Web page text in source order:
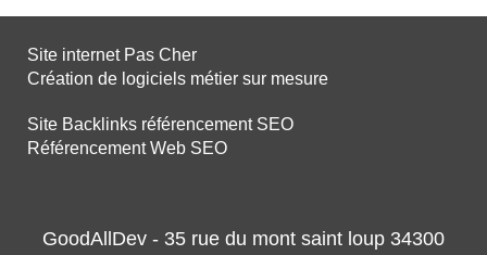
Site internet Pas Cher
Création de logiciels métier sur mesure
Site Backlinks référencement SEO
Référencement Web SEO
GoodAllDev - 35 rue du mont saint loup 34300